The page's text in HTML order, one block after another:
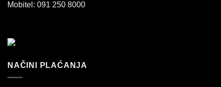
Mobitel: 091 250 8000
NAČINI PLAĆANJA